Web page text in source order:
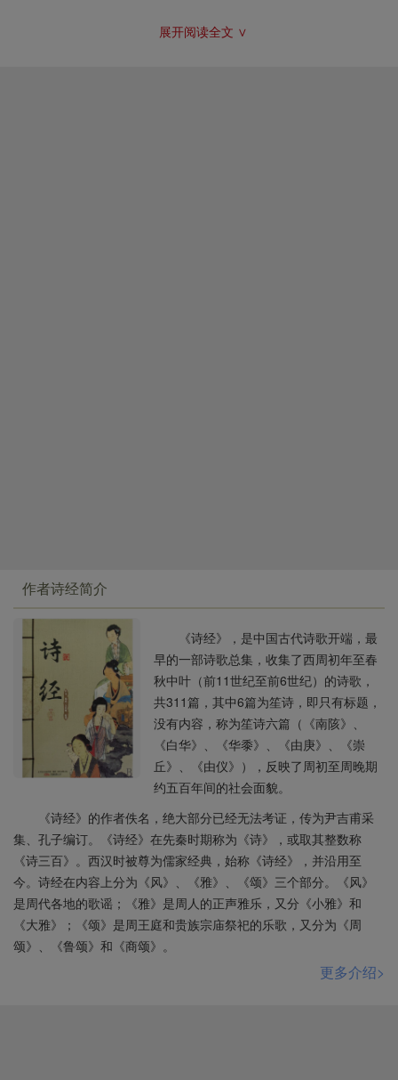
节的描写。细节描写对塑造人物形象或揭示人物性格常
③要（yāo腰）：腰，作动词。一说钮襻。襋（jí及）：
展开阅读全文 ∨
作者诗经简介
《诗经》，是中国古代诗歌开端，最
早的一部诗歌总集，收集了西周初年至春
秋中叶（前11世纪至前6世纪）的诗歌，
共311篇，其中6篇为笙诗，即只有标题，
没有内容，称为笙诗六篇（《南陔》、
《白华》、《华黍》、《由庚》、《崇
丘》、《由仪》），反映了周初至周晚期
约五百年间的社会面貌。
《诗经》的作者佚名，绝大部分已经无法考证，传为尹吉甫采
集、孔子编订。《诗经》在先秦时期称为《诗》，或取其整数称
《诗三百》。西汉时被尊为儒家经典，始称《诗经》，并沿用至
今。诗经在内容上分为《风》、《雅》、《颂》三个部分。《风》
是周代各地的歌谣；《雅》是周人的正声雅乐，又分《小雅》和
《大雅》；《颂》是周王庭和贵族宗庙祭祀的乐歌，又分为《周
颂》、《鲁颂》和《商颂》。
更多介绍>